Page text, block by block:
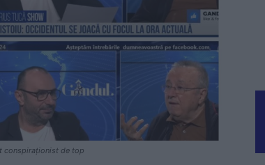
conspiraționist de top